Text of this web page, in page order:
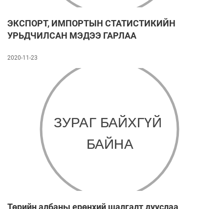
ЭКСПОРТ, ИМПОРТЫН СТАТИСТИКИЙН
УРЬДЧИЛСАН МЭДЭЭ ГАРЛАА
2020-11-23
Төр ийн албаны ерөнхий шалгалт дууслаа